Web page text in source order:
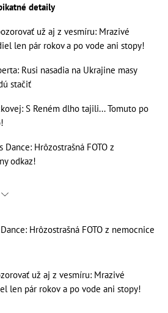
detaily
už aj z vesmíru: Mrazivé
len pár rokov a po vode ani stopy!
Rusi nasadia na Ukrajine masy
stačiť
S Reném dlho tajili... Tomuto po
Hrôzostrašná FOTO z
odkaz!
Hrôzostrašná FOTO z nemocnice
už aj z vesmíru: Mrazivé
len pár rokov a po vode ani stopy!